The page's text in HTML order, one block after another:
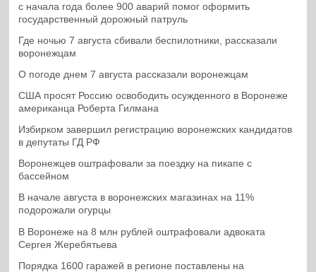
с начала года более 900 аварий помог оформить
государственный дорожный патруль
Где ночью 7 августа сбивали беспилотники, рассказали
воронежцам
О погоде днем 7 августа рассказали воронежцам
США просят Россию освободить осужденного в Воронеже
американца Роберта Гилмана
Избирком завершил регистрацию воронежских кандидатов
в депутаты ГД РФ
Воронежцев оштрафовали за поездку на пикапе с
бассейном
В начале августа в воронежских магазинах на 11%
подорожали огурцы
В Воронеже на 8 млн рублей оштрафовали адвоката
Сергея Жеребятьева
Порядка 1600 гаражей в регионе поставлены на